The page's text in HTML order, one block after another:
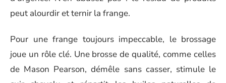
peut alourdir et ternir la frange.
Pour une frange toujours impeccable, le brossage
joue un rôle clé. Une brosse de qualité, comme celles
de Mason Pearson, démêle sans casser, stimule le